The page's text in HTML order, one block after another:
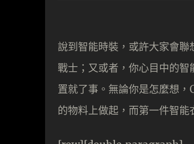
說到智能時裝，或許大家會
戰士；又或者，你心目中的
置就了事。無論你是怎麼想
的物料上做起，而第一件智能